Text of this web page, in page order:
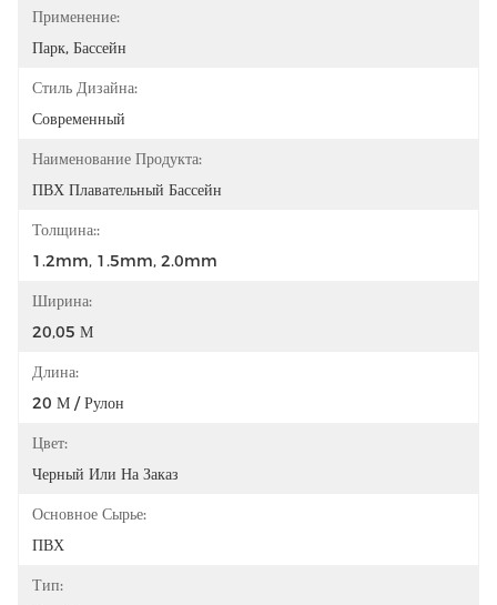
Применение:
Парк, Бассейн
Стиль Дизайна:
Современный
Наименование Продукта:
ПВХ Плавательный Бассейн
Толщина::
1.2mm, 1.5mm, 2.0mm
Ширина:
20,05 М
Длина:
20 М / Рулон
Цвет:
Черный Или На Заказ
Основное Сырье:
ПВХ
Тип: